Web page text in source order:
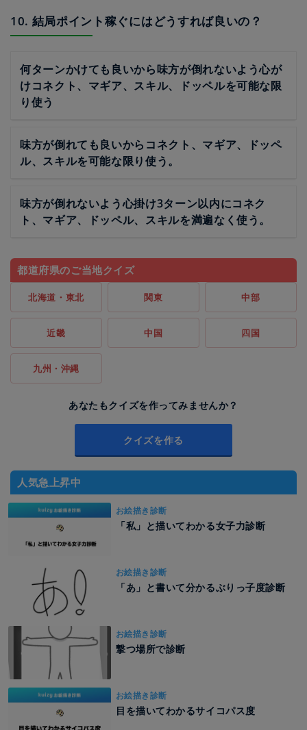
10. 結局ポイント稼ぐにはどうすれば良いの？
何ターンかけても良いから味方が倒れないよう心が
けコネクト、マギア、スキル、ドッペルを可能な限
り使う
味方が倒れても良いからコネクト、マギア、ドッペ
ル、スキルを可能な限り使う。
味方が倒れないよう心掛け3ターン以内にコネク
ト、マギア、ドッペル、スキルを満遍なく使う。
都道府県のご当地クイズ
北海道・東北 関東 中部
近畿 中国 四国
九州・沖縄
あなたもクイズを作ってみませんか？
クイズを作る
人気急上昇中
お絵描き診断
「私」と描いてわかる女子力診断
お絵描き診断
「あ」と書いて分かるぶりっ子度診断
お絵描き診断
撃つ場所で診断
お絵描き診断
目を描いてわかるサイコパス度